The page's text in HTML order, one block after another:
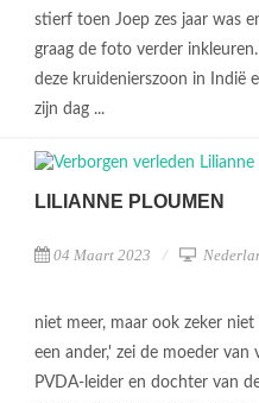
stierf toen Joep zes jaar was
graag de foto verder
deze kruidenierszoon in Indië
zijn dag ...
LILIANNE PLOUMEN
04 Maart 2023
niet meer, maar ook zeker
een ander,' zei de moeder van
PVDA-leider en dochter van